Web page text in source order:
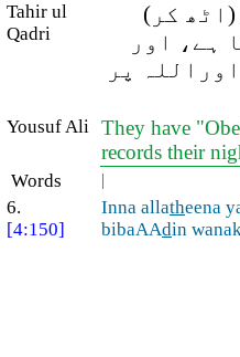
Tahir ul
Qadri
کر)
ہے، اور
پر
Yousuf Ali They have
records their
Words |
6.
[4:150]
Inna allatheena
bibaAAdin